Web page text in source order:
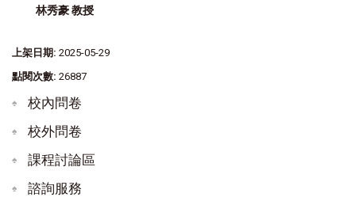
林秀豪 教授
上架日期: 2025-05-29
點閱次數: 26887
校內問卷
校外問卷
課程討論區
諮詢服務